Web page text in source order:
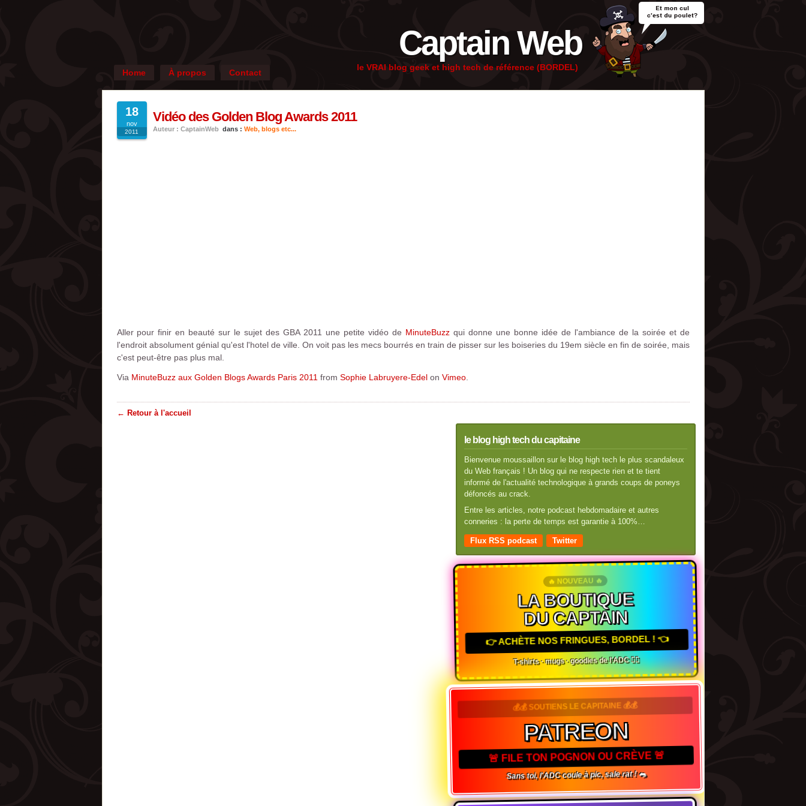
Captain Web
le VRAI blog geek et high tech de référence (BORDEL)
Home À propos Contact
18
nov
2011
Vidéo des Golden Blog Awards 2011
Auteur : CaptainWeb dans : Web, blogs etc...
Aller pour finir en beauté sur le sujet des GBA 2011 une petite vidéo de MinuteBuzzqui donne une bonne idée de l'ambiance de la soirée et de
l'endroit absolument génial qu'est l'hotel de ville. On voit pas les mecs bourrés en train de pisser sur les boiseries du 19em siècle en fin de soirée, mais
c'est peut-être pas plus mal.
Via MinuteBuzz aux Golden Blogs Awards Paris 2011 from Sophie Labruyere-Edelon Vimeo.
← Retour à l'accueil
le blog high tech du capitaine
Bienvenue moussaillon sur le blog high tech le plus scandaleux
du Web français ! Un blog qui ne respecte rien et te tient
informé de l'actualité technologique à grands coups de poneys
défoncés au crack.
Entre les articles, notre podcast hebdomadaire et autres
conneries : la perte de temps est garantie à 100%…
Flux RSS podcast Twitter
🔥 NOUVEAU 🔥
LA BOUTIQUE
DU CAPTAIN
👉 ACHÈTE NOS FRINGUES, BORDEL ! 👈
T-shirts · mugs · goodies de l'ADC 🏴‍☠️
💰💰 SOUTIENS LE CAPITAINE 💰💰
PATREON
🚨 FILE TON POGNON OU CRÈVE 🚨
Sans toi, l'ADC coule à pic, sale rat ! 🐀